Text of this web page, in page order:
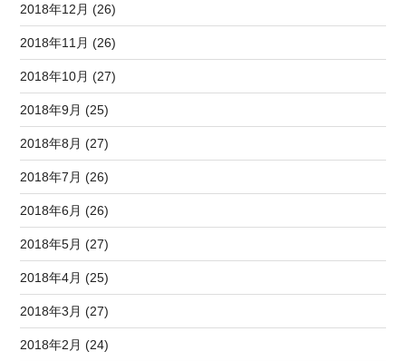
2018年12月 (26)
2018年11月 (26)
2018年10月 (27)
2018年9月 (25)
2018年8月 (27)
2018年7月 (26)
2018年6月 (26)
2018年5月 (27)
2018年4月 (25)
2018年3月 (27)
2018年2月 (24)